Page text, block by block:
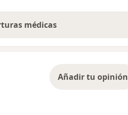
médicas
Añadir tu opinión